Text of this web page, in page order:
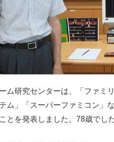
ム研究センターは、「ファミ
ム」「スーパーファミコン」
ことを発表しました。78歳でした